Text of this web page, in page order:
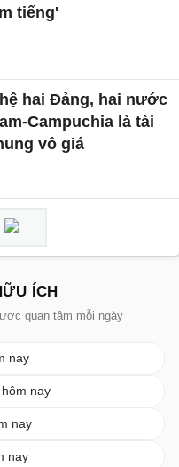
tiếng'
hai Đảng, hai nước
Campuchia là tài
vô giá
ÍCH
quan tâm mỗi ngày
nay
nay
nay
nay